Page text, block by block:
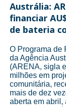
Austrália:
financiar
de bateria
O Programa de
da Agência
(ARENA, sigla
milhões em
comunitária,
mais de dez
aberta em abril,